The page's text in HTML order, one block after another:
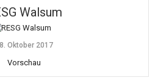
Walsum
Oktober 2017
Vorschau